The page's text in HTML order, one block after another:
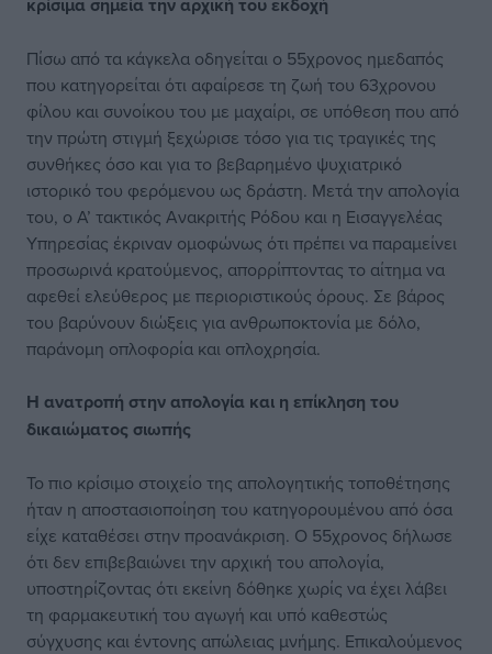
Πίσω από τα κάγκελα οδηγείται ο 55χρονος ημεδαπός
που κατηγορείται ότι αφαίρεσε τη ζωή του 63χρονου
φίλου και συνοίκου του με μαχαίρι, σε υπόθεση που από
την πρώτη στιγμή ξεχώρισε τόσο για τις τραγικές της
συνθήκες όσο και για το βεβαρημένο ψυχιατρικό
ιστορικό του φερόμενου ως δράστη. Μετά την απολογία
του, ο Α’ τακτικός Ανακριτής Ρόδου και η Εισαγγελέας
Υπηρεσίας έκριναν ομοφώνως ότι πρέπει να παραμείνει
προσωρινά κρατούμενος, απορρίπτοντας το αίτημα να
αφεθεί ελεύθερος με περιοριστικούς όρους. Σε βάρος
του βαρύνουν διώξεις για ανθρωποκτονία με δόλο,
παράνομη οπλοφορία και οπλοχρησία.
Η ανατροπή στην απολογία και η επίκληση του
δικαιώματος σιωπής
Το πιο κρίσιμο στοιχείο της απολογητικής τοποθέτησης
ήταν η αποστασιοποίηση του κατηγορουμένου από όσα
είχε καταθέσει στην προανάκριση. Ο 55χρονος δήλωσε
ότι δεν επιβεβαιώνει την αρχική του απολογία,
υποστηρίζοντας ότι εκείνη δόθηκε χωρίς να έχει λάβει
τη φαρμακευτική του αγωγή και υπό καθεστώς
σύγχυσης και έντονης απώλειας μνήμης. Επικαλούμενος